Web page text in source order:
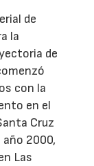
de
la
de
con la
en el
Cruz
2000,
Las